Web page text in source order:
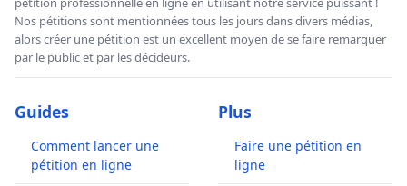
Nos pétitions sont mentionnées tous les jours dans divers médias,
alors créer une pétition est un excellent moyen de se faire remarquer
par le public et par les décideurs.
Guides
Comment lancer une
pétition en ligne
Plus
Faire une pétition en
ligne